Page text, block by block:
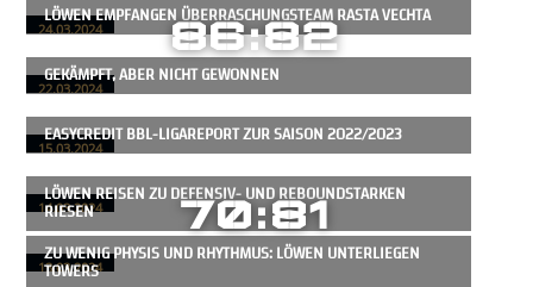
24.03.2024
22.03.2024
LÖWEN EMPFANGEN ÜBERRASCHUNGSTEAM RASTA VECHTA
15.03.2024
86:82
GEKÄMPFT, ABER NICHT GEWONNEN
14.03.2024
EASYCREDIT BBL-LIGAREPORT ZUR SAISON 2022/2023
13.03.2024
LÖWEN REISEN ZU DEFENSIV- UND REBOUNDSTARKEN
RIESEN 70:81
ZU WENIG PHYSIS UND RHYTHMUS: LÖWEN UNTERLIEGEN
TOWERS